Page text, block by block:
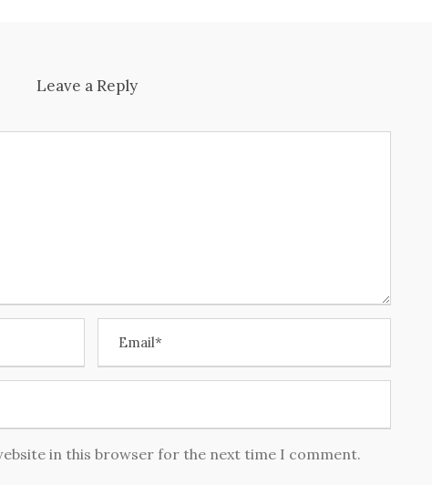
Leave a Reply
in this browser for the next time I comment.